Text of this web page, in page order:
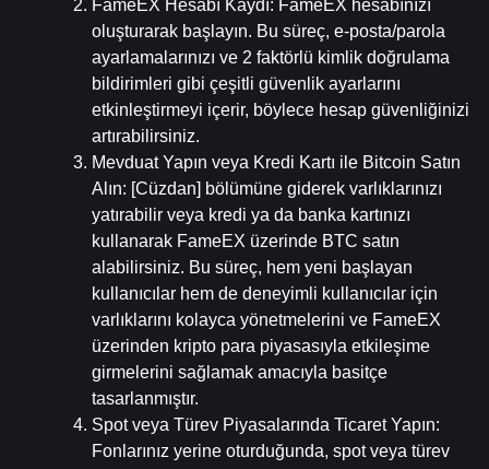
FameEX Hesabı Kaydı: FameEX hesabınızı
oluşturarak başlayın. Bu süreç, e-posta/parola
ayarlamalarınızı ve 2 faktörlü kimlik doğrulama
bildirimleri gibi çeşitli güvenlik ayarlarını
etkinleştirmeyi içerir, böylece hesap güvenliğinizi
artırabilirsiniz.
Mevduat Yapın veya Kredi Kartı ile Bitcoin Satın
Alın: [Cüzdan] bölümüne giderek varlıklarınızı
yatırabilir veya kredi ya da banka kartınızı
kullanarak FameEX üzerinde BTC satın
alabilirsiniz. Bu süreç, hem yeni başlayan
kullanıcılar hem de deneyimli kullanıcılar için
varlıklarını kolayca yönetmelerini ve FameEX
üzerinden kripto para piyasasıyla etkileşime
girmelerini sağlamak amacıyla basitçe
tasarlanmıştır.
Spot veya Türev Piyasalarında Ticaret Yapın:
Fonlarınız yerine oturduğunda, spot veya türev